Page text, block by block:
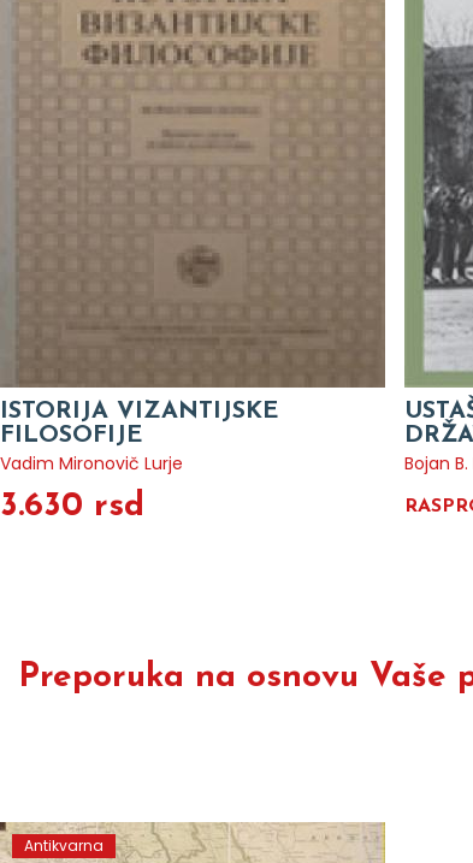
ISTORIJA VIZANTIJSKE
FILOSOFIJE
Vadim Mironovič Lurje
3.630 rsd
Bojan
Preporuka na osnovu Vaše
Antikvarna